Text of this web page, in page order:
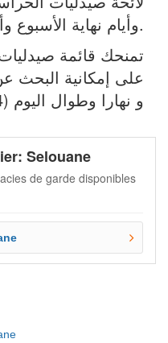
وأيام نهاية الأسبوع وأيام العطل الرسمية.
تمنحك قائمة
على إمكانية البحث
و نهارا وطوال اليوم (24 ساعة)
Selouane
de garde disponibles